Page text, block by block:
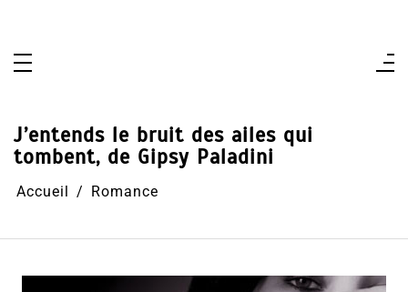
J’entends le bruit des ailes qui
tombent, de Gipsy Paladini
Accueil Romance